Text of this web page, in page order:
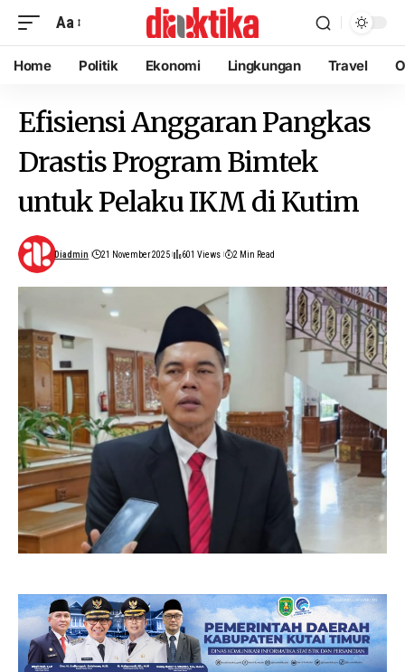
Aa
Home Politik Ekonomi Lingkungan Travel
Efisiensi Anggaran Pangkas
Drastis Program Bimtek
untuk Pelaku IKM di Kutim
Diadmin 21 November 2025 601 Views 2 Min Read